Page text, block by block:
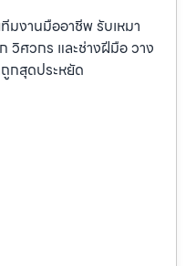
มงานมืออาชีพ รับเหมา
วิศวกร และช่างฝีมือ วาง
กสุดประหยัด